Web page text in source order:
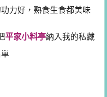
力好，熟食生食都美味
平家小料亭納入我的私藏